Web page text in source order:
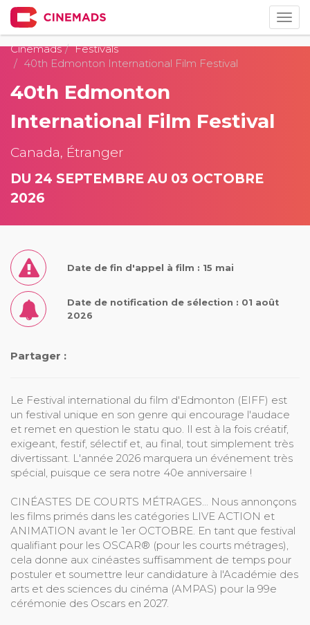
Cinemads
Festivals
40th Edmonton International Film Festival
40th Edmonton
International Film Festival
Canada, Étranger
DU 24 SEPTEMBRE AU 03 OCTOBRE
2026
Date de fin d'appel à film : 15 mai
Date de notification de sélection : 01 août
2026
Partager :
Le Festival international du film d'Edmonton (EIFF) est
un festival unique en son genre qui encourage l'audace
et remet en question le statu quo. Il est à la fois créatif,
exigeant, festif, sélectif et, au final, tout simplement très
divertissant. L'année 2026 marquera un événement très
spécial, puisque ce sera notre 40e anniversaire !
CINÉASTES DE COURTS MÉTRAGES... Nous annonçons
les films primés dans les catégories LIVE ACTION et
ANIMATION avant le 1er OCTOBRE. En tant que festival
qualifiant pour les OSCAR® (pour les courts métrages),
cela donne aux cinéastes suffisamment de temps pour
postuler et soumettre leur candidature à l'Académie des
arts et des sciences du cinéma (AMPAS) pour la 99e
cérémonie des Oscars en 2027.